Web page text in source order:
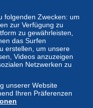
ships 4v, First
and boats
Gewerblicher Händler
folgenden Zwecken: um
zur Verfügung zu
zu gewährleisten,
das Surfen
erstellen, um unsere
Videos anzuzeigen
Netzwerken zu
unserer Website
Ihren Präferenzen